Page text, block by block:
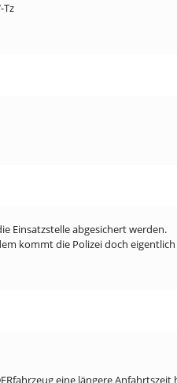
Tz
Einsatzstelle abgesichert werden.
kommt die Polizei doch
eine längere